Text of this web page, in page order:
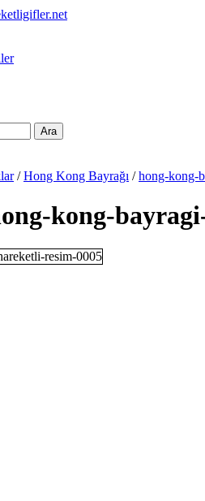
Ara
/Hong Kong Bayrağı /hong-kong-
kong-